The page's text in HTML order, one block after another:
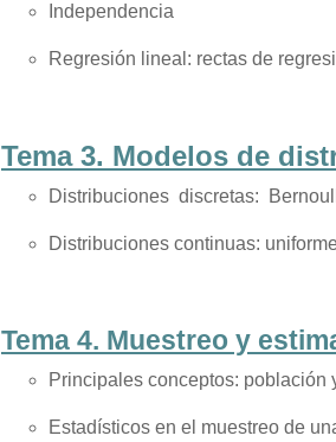
Independencia
Regresión lineal: rectas de
Tema 3. Modelos de
Distribuciones discretas:
Distribuciones continuas:
Tema 4. Muestreo y
Principales conceptos: población
Estadísticos en el muestreo de